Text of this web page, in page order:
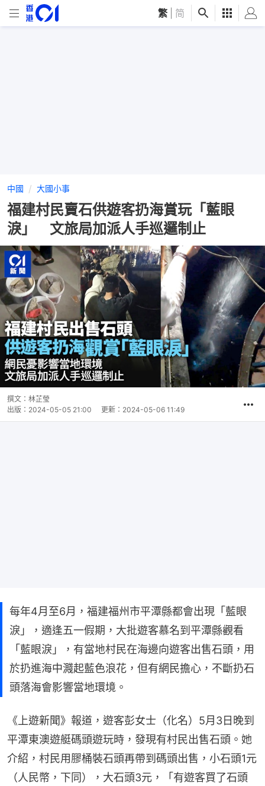
繁 简
中國 大國小事
福建村民賣石供遊客扔海賞玩「藍眼
淚」 文旅局加派人手巡邏制止
撰文： 林芷瑩
出版： 2024-05-05 21:00 更新： 2024-05-06 11:49
每年4月至6月，福建福州市平潭縣都會出現「藍眼
淚」，適逢五一假期，大批遊客慕名到平潭縣觀看
「藍眼淚」，有當地村民在海邊向遊客出售石頭，用
於扔進海中濺起藍色浪花，但有網民擔心，不斷扔石
頭落海會影響當地環境。
《上遊新聞》報道，遊客彭女士（化名）5月3日晚到
平潭東澳遊艇碼頭遊玩時，發現有村民出售石頭。她
介紹，村民用膠桶裝石頭再帶到碼頭出售，小石頭1元
（人民幣，下同），大石頭3元，「有遊客買了石頭